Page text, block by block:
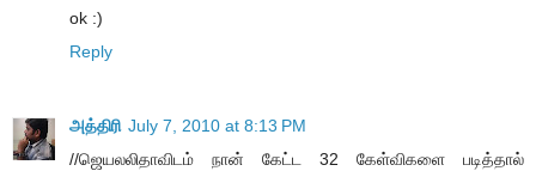
ok :)
Reply
அத்திரி July 7, 2010 at 8:13 PM
//ஜெயலலிதாவிடம் நான் கேட்ட 32 கேள்விகளை படித்தால்